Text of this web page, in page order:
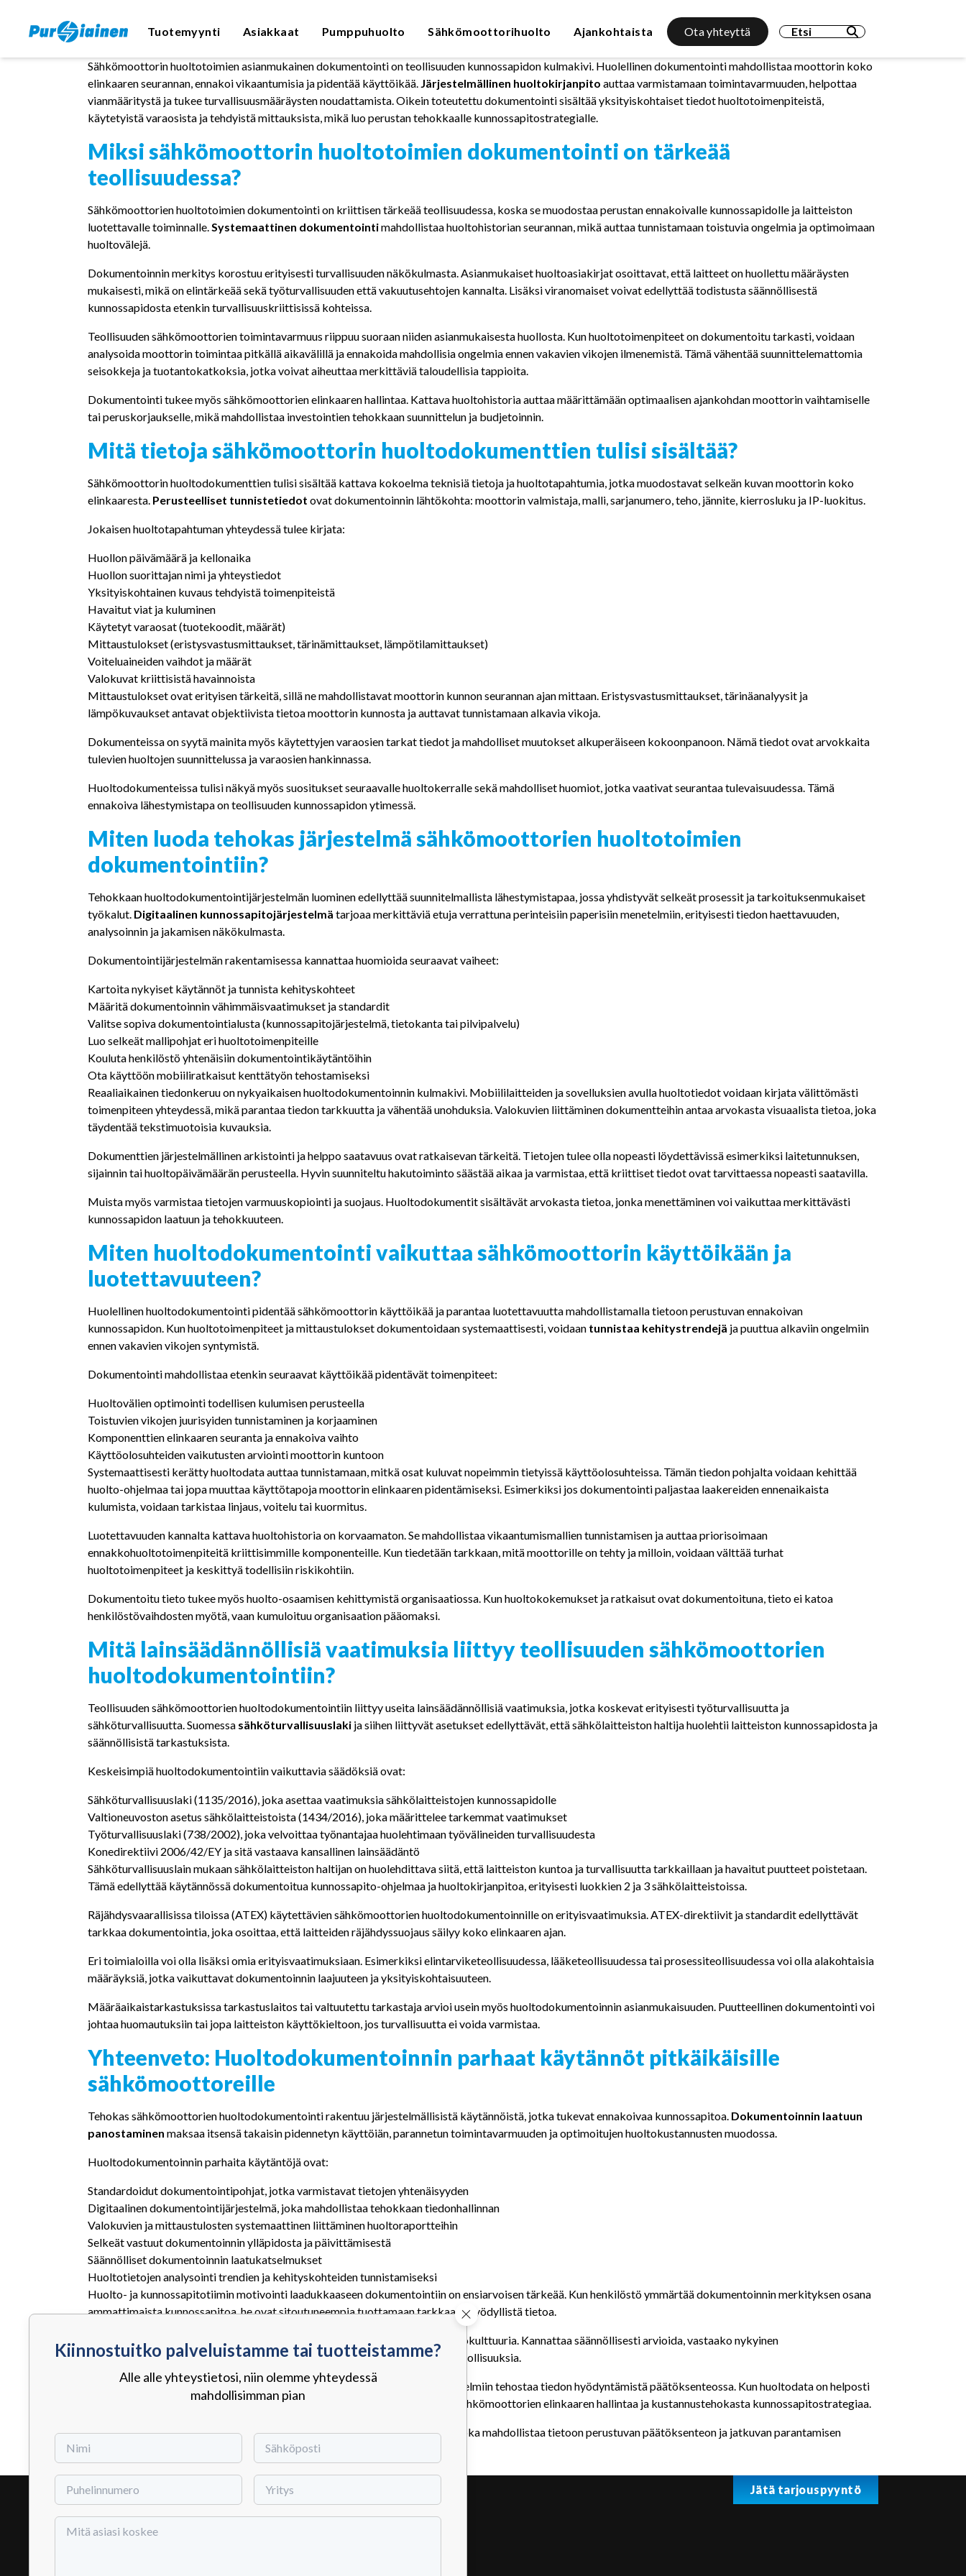
Search for:
Tuotemyynti
PUMPPAAMOT
Jätevesipumppaamot
Paineenkorotuspumppaamot
PUMPUT
Uppopumput
Jätevesipumput
Lietepumput
Avo- ja porakaivopumput
Paineenkorotuspumput
SÄHKÖMOOTTORIT
Siemens-sähkömoottorit
TARVIKKEET JA
Pumppujen varaosat
TAAJUUSMUUTTAJAT
Taajuusmuuttajat
TUOTEMERKIT
Grindex
Grundfos
Kolmeks
Lowara
Sulzer
Vacon
WEG
Asiakkaat Pumppuhuolto
Asennukset ja käyttöönotto
Pumppujen huolto ja korjaus
Pumppaamoiden huollot
Pumppaamoiden saneeraukset
Vikapalvelut
Sähkömoottorihuolto
Käämintä
Sähkökoneiden huolto ja korjaus
Laserlinjaus
Sähköiset kunnonmittaukset
Huoltotyöt
kentällä
Ajankohtaista Ota yhteyttä
Sähkömoottorin huoltotoimien asianmukainen dokumentointi on teollisuuden kunnossapidon kulmakivi. Huolellinen dokumentointi mahdollistaa moottorin koko
elinkaaren seurannan, ennakoi vikaantumisia ja pidentää käyttöikää. Järjestelmällinen huoltokirjanpito auttaa varmistamaan toimintavarmuuden, helpottaa
vianmääritystä ja tukee turvallisuusmääräysten noudattamista. Oikein toteutettu dokumentointi sisältää yksityiskohtaiset tiedot huoltotoimenpiteistä,
käytetyistä varaosista ja tehdyistä mittauksista, mikä luo perustan tehokkaalle kunnossapitostrategialle.
Miksi sähkömoottorin huoltotoimien dokumentointi on tärkeää
teollisuudessa?
Sähkömoottorien huoltotoimien dokumentointi on kriittisen tärkeää teollisuudessa, koska se muodostaa perustan ennakoivalle kunnossapidolle ja laitteiston
luotettavalle toiminnalle.Systemaattinen dokumentointimahdollistaa huoltohistorian seurannan, mikä auttaa tunnistamaan toistuvia ongelmia ja optimoimaan
huoltovälejä.
Dokumentoinnin merkitys korostuu erityisesti turvallisuuden näkökulmasta. Asianmukaiset huoltoasiakirjat osoittavat, että laitteet on huollettu määräysten
mukaisesti, mikä on elintärkeää sekä työturvallisuuden että vakuutusehtojen kannalta. Lisäksi viranomaiset voivat edellyttää todistusta säännöllisestä
kunnossapidosta etenkin turvallisuuskriittisissä kohteissa.
Teollisuuden sähkömoottorien toimintavarmuus riippuu suoraan niiden asianmukaisesta huollosta. Kun huoltotoimenpiteet on dokumentoitu tarkasti, voidaan
analysoida moottorin toimintaa pitkällä aikavälillä ja ennakoida mahdollisia ongelmia ennen vakavien vikojen ilmenemistä. Tämä vähentää suunnittelemattomia
seisokkeja ja tuotantokatkoksia, jotka voivat aiheuttaa merkittäviä taloudellisia tappioita.
Dokumentointi tukee myös sähkömoottorien elinkaaren hallintaa. Kattava huoltohistoria auttaa määrittämään optimaalisen ajankohdan moottorin vaihtamiselle
tai peruskorjaukselle, mikä mahdollistaa investointien tehokkaan suunnittelun ja budjetoinnin.
Mitä tietoja sähkömoottorin huoltodokumenttien tulisi sisältää?
Sähkömoottorin huoltodokumenttien tulisi sisältää kattava kokoelma teknisiä tietoja ja huoltotapahtumia, jotka muodostavat selkeän kuvan moottorin koko
elinkaaresta. Perusteelliset tunnistetiedot ovat dokumentoinnin lähtökohta: moottorin valmistaja, malli, sarjanumero, teho, jännite, kierrosluku ja IP-luokitus.
Jokaisen huoltotapahtuman yhteydessä tulee kirjata:
Huollon päivämäärä ja kellonaika
Huollon suorittajan nimi ja yhteystiedot
Yksityiskohtainen kuvaus tehdyistä toimenpiteistä
Havaitut viat ja kuluminen
Käytetyt varaosat (tuotekoodit, määrät)
Mittaustulokset (eristysvastusmittaukset, tärinämittaukset, lämpötilamittaukset)
Voiteluaineiden vaihdot ja määrät
Valokuvat kriittisistä havainnoista
Mittaustulokset ovat erityisen tärkeitä, sillä ne mahdollistavat moottorin kunnon seurannan ajan mittaan. Eristysvastusmittaukset, tärinäanalyysit ja
lämpökuvaukset antavat objektiivista tietoa moottorin kunnosta ja auttavat tunnistamaan alkavia vikoja.
Dokumenteissa on syytä mainita myös käytettyjen varaosien tarkat tiedot ja mahdolliset muutokset alkuperäiseen kokoonpanoon. Nämä tiedot ovat arvokkaita
tulevien huoltojen suunnittelussa ja varaosien hankinnassa.
Huoltodokumenteissa tulisi näkyä myös suositukset seuraavalle huoltokerralle sekä mahdolliset huomiot, jotka vaativat seurantaa tulevaisuudessa. Tämä
ennakoiva lähestymistapa on teollisuuden kunnossapidon ytimessä.
Miten luoda tehokas järjestelmä sähkömoottorien huoltotoimien
dokumentointiin?
Tehokkaan huoltodokumentointijärjestelmän luominen edellyttää suunnitelmallista lähestymistapaa, jossa yhdistyvät selkeät prosessit ja tarkoituksenmukaiset
työkalut. Digitaalinen kunnossapitojärjestelmä tarjoaa merkittäviä etuja verrattuna perinteisiin paperisiin menetelmiin, erityisesti tiedon haettavuuden,
analysoinnin ja jakamisen näkökulmasta.
Dokumentointijärjestelmän rakentamisessa kannattaa huomioida seuraavat vaiheet:
Kartoita nykyiset käytännöt ja tunnista kehityskohteet
Määritä dokumentoinnin vähimmäisvaatimukset ja standardit
Valitse sopiva dokumentointialusta (kunnossapitojärjestelmä, tietokanta tai pilvipalvelu)
Luo selkeät mallipohjat eri huoltotoimenpiteille
Kouluta henkilöstö yhtenäisiin dokumentointikäytäntöihin
Ota käyttöön mobiiliratkaisut kenttätyön tehostamiseksi
Reaaliaikainen tiedonkeruu on nykyaikaisen huoltodokumentoinnin kulmakivi. Mobiililaitteiden ja sovelluksien avulla huoltotiedot voidaan kirjata välittömästi
toimenpiteen yhteydessä, mikä parantaa tiedon tarkkuutta ja vähentää unohduksia. Valokuvien liittäminen dokumentteihin antaa arvokasta visuaalista tietoa, joka
täydentää tekstimuotoisia kuvauksia.
Dokumenttien järjestelmällinen arkistointi ja helppo saatavuus ovat ratkaisevan tärkeitä. Tietojen tulee olla nopeasti löydettävissä esimerkiksi laitetunnuksen,
sijainnin tai huoltopäivämäärän perusteella. Hyvin suunniteltu hakutoiminto säästää aikaa ja varmistaa, että kriittiset tiedot ovat tarvittaessa nopeasti saatavilla.
Muista myös varmistaa tietojen varmuuskopiointi ja suojaus. Huoltodokumentit sisältävät arvokasta tietoa, jonka menettäminen voi vaikuttaa merkittävästi
kunnossapidon laatuun ja tehokkuuteen.
Miten huoltodokumentointi vaikuttaa sähkömoottorin käyttöikään ja
luotettavuuteen?
Huolellinen huoltodokumentointi pidentää sähkömoottorin käyttöikää ja parantaa luotettavuutta mahdollistamalla tietoon perustuvan ennakoivan
kunnossapidon. Kun huoltotoimenpiteet ja mittaustulokset dokumentoidaan systemaattisesti, voidaan tunnistaa kehitystrendejä ja puuttua alkaviin ongelmiin
ennen vakavien vikojen syntymistä.
Dokumentointi mahdollistaa etenkin seuraavat käyttöikää pidentävät toimenpiteet:
Huoltovälien optimointi todellisen kulumisen perusteella
Toistuvien vikojen juurisyiden tunnistaminen ja korjaaminen
Komponenttien elinkaaren seuranta ja ennakoiva vaihto
Käyttöolosuhteiden vaikutusten arviointi moottorin kuntoon
Systemaattisesti kerätty huoltodata auttaa tunnistamaan, mitkä osat kuluvat nopeimmin tietyissä käyttöolosuhteissa. Tämän tiedon pohjalta voidaan kehittää
huolto-ohjelmaa tai jopa muuttaa käyttötapoja moottorin elinkaaren pidentämiseksi. Esimerkiksi jos dokumentointi paljastaa laakereiden ennenaikaista
kulumista, voidaan tarkistaa linjaus, voitelu tai kuormitus.
Luotettavuuden kannalta kattava huoltohistoria on korvaamaton. Se mahdollistaa vikaantumismallien tunnistamisen ja auttaa priorisoimaan
ennakkohuoltotoimenpiteitä kriittisimmille komponenteille. Kun tiedetään tarkkaan, mitä moottorille on tehty ja milloin, voidaan välttää turhat
huoltotoimenpiteet ja keskittyä todellisiin riskikohtiin.
Dokumentoitu tieto tukee myös huolto-osaamisen kehittymistä organisaatiossa. Kun huoltokokemukset ja ratkaisut ovat dokumentoituna, tieto ei katoa
henkilöstövaihdosten myötä, vaan kumuloituu organisaation pääomaksi.
Mitä lainsäädännöllisiä vaatimuksia liittyy teollisuuden sähkömoottorien
huoltodokumentointiin?
Teollisuuden sähkömoottorien huoltodokumentointiin liittyy useita lainsäädännöllisiä vaatimuksia, jotka koskevat erityisesti työturvallisuutta ja
sähköturvallisuutta. Suomessa sähköturvallisuuslaki ja siihen liittyvät asetukset edellyttävät, että sähkölaitteiston haltija huolehtii laitteiston kunnossapidosta ja
säännöllisistä tarkastuksista.
Keskeisimpiä huoltodokumentointiin vaikuttavia säädöksiä ovat:
Sähköturvallisuuslaki (1135/2016), joka asettaa vaatimuksia sähkölaitteistojen kunnossapidolle
Valtioneuvoston asetus sähkölaitteistoista (1434/2016), joka määrittelee tarkemmat vaatimukset
Työturvallisuuslaki (738/2002), joka velvoittaa työnantajaa huolehtimaan työvälineiden turvallisuudesta
Konedirektiivi 2006/42/EY ja sitä vastaava kansallinen lainsäädäntö
Sähköturvallisuuslain mukaan sähkölaitteiston haltijan on huolehdittava siitä, että laitteiston kuntoa ja turvallisuutta tarkkaillaan ja havaitut puutteet poistetaan.
Tämä edellyttää käytännössä dokumentoitua kunnossapito-ohjelmaa ja huoltokirjanpitoa, erityisesti luokkien 2 ja 3 sähkölaitteistoissa.
Räjähdysvaarallisissa tiloissa (ATEX) käytettävien sähkömoottorien huoltodokumentoinnille on erityisvaatimuksia. ATEX-direktiivit ja standardit edellyttävät
tarkkaa dokumentointia, joka osoittaa, että laitteiden räjähdyssuojaus säilyy koko elinkaaren ajan.
Eri toimialoilla voi olla lisäksi omia erityisvaatimuksiaan. Esimerkiksi elintarviketeollisuudessa, lääketeollisuudessa tai prosessiteollisuudessa voi olla alakohtaisia
määräyksiä, jotka vaikuttavat dokumentoinnin laajuuteen ja yksityiskohtaisuuteen.
Määräaikaistarkastuksissa tarkastuslaitos tai valtuutettu tarkastaja arvioi usein myös huoltodokumentoinnin asianmukaisuuden. Puutteellinen dokumentointi voi
johtaa huomautuksiin tai jopa laitteiston käyttökieltoon, jos turvallisuutta ei voida varmistaa.
Yhteenveto: Huoltodokumentoinnin parhaat käytännöt pitkäikäisille
sähkömoottoreille
Tehokas sähkömoottorien huoltodokumentointi rakentuu järjestelmällisistä käytännöistä, jotka tukevat ennakoivaa kunnossapitoa. Dokumentoinnin laatuun
panostaminen maksaa itsensä takaisin pidennetyn käyttöiän, parannetun toimintavarmuuden ja optimoitujen huoltokustannusten muodossa.
Huoltodokumentoinnin parhaita käytäntöjä ovat:
Standardoidut dokumentointipohjat, jotka varmistavat tietojen yhtenäisyyden
Digitaalinen dokumentointijärjestelmä, joka mahdollistaa tehokkaan tiedonhallinnan
Valokuvien ja mittaustulosten systemaattinen liittäminen huoltoraportteihin
Selkeät vastuut dokumentoinnin ylläpidosta ja päivittämisestä
Säännölliset dokumentoinnin laatukatselmukset
Huoltotietojen analysointi trendien ja kehityskohteiden tunnistamiseksi
Huolto- ja kunnossapitotiimin motivointi laadukkaaseen dokumentointiin on ensiarvoisen tärkeää. Kun henkilöstö ymmärtää dokumentoinnin merkityksen osana
ammattimaista kunnossapitoa, he ovat sitoutuneempia tuottamaan tarkkaa ja hyödyllistä tietoa.
Jatkuva dokumentointiprosessin kehittäminen on osa tehokasta kunnossapitokulttuuria. Kannattaa säännöllisesti arvioida, vastaako nykyinen
dokumentointikäytäntö organisaation tarpeita ja teknologian tarjoamia mahdollisuuksia.
Huoltodokumentoinnin digitalisointi ja integroiminen muihin yrityksen järjestelmiin tehostaa tiedon hyödyntämistä päätöksenteossa. Kun huoltodata on helposti
saatavilla ja analysoitavissa, se muuttuu arvokkaaksi työkaluksi, joka tukee sähkömoottorien elinkaaren hallintaa ja kustannustehokasta kunnossapitostrategiaa.
Muista, että dokumentointi ei ole vain velvollisuus vaan strateginen työkalu, joka mahdollistaa tietoon perustuvan päätöksenteon ja jatkuvan parantamisen
teollisuuden sähkömoottorien kunnossapidossa.
Jätä tarjouspyyntö
Kiinnostuitko palveluistamme tai tuotteistamme?
Alle alle yhteystietosi, niin olemme yhteydessä
mahdollisimman pian
Kiinnostuitko palveluistamme tai tuotteistamme?
Alle alle yhteystietosi, niin olemme yhteydessä
mahdollisimman pian